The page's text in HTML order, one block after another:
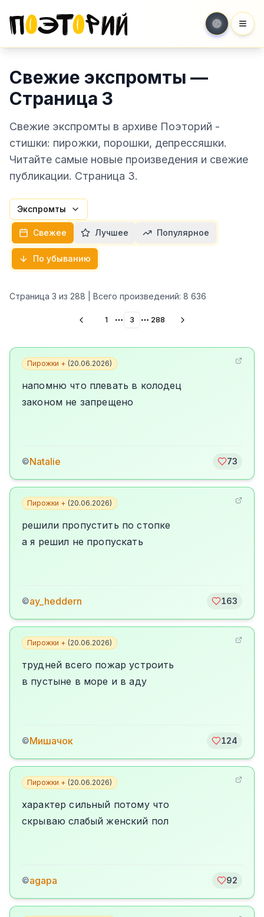
Свежие экспромты —
Страница 3
Свежие экспромты в архиве Поэторий -
стишки: пирожки, порошки, депрессяшки.
Читайте самые новые произведения и свежие
публикации. Страница 3.
Экспромты
Свежее Лучшее Популярное
По убыванию
Страница 3 из 288 | Всего произведений: 8 636
1 More pages
3 More pages
288
Пирожки + (20.06.2026)
напомню что плевать в колодец
законом не запрещено
©Natalie 73
Пирожки + (20.06.2026)
решили пропустить по стопке
а я решил не пропускать
©ay_heddern 163
Пирожки + (20.06.2026)
трудней всего пожар устроить
в пустыне в море и в аду
©Мишачок 124
Пирожки + (20.06.2026)
характер сильный потому что
скрываю слабый женский пол
©agapa 92